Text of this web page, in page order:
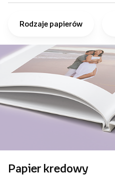
Rodzaje papierów
Papier kredowy